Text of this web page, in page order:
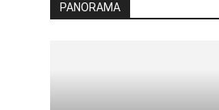
PANORAMA